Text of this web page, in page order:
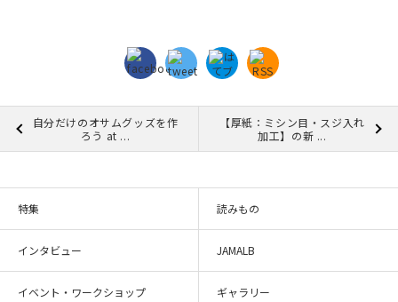
自分だけのオサムグッズを作
ろう at ...
【厚紙：ミシン目・スジ入れ
加工】の新 ...
特集 読みもの
インタビュー JAMALB
イベント・ワークショップ ギャラリー